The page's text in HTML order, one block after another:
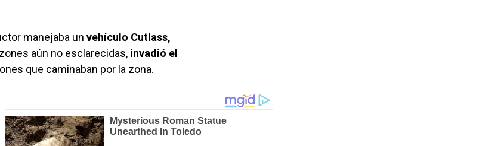
manejaba un vehículo Cutlass,
aún no esclarecidas, invadió el
que caminaban por la zona.